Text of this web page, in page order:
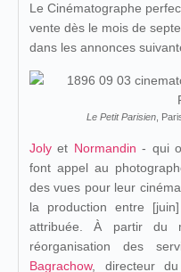
Le Cinématographe
vente dès le mois de
dans les annonces
Le Petit Parisien,
Joly et Normandin - qui
font appel au
des vues pour leur
la production entre
attribuée. À partir du
réorganisation des
Bagrachow, directeur